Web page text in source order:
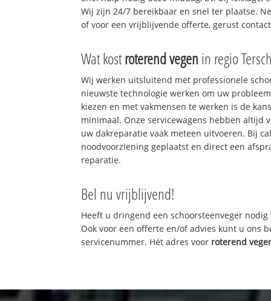
Wij zijn 24/7 bereikbaar en snel ter plaatse.
of voor een vrijblijvende offerte, gerust
Wat kostroterend vegen in regio
Wij werken uitsluitend met professionele
nieuwste technologie werken om uw
kiezen en met vakmensen te werken is de
minimaal. Onze servicewagens hebben altijd
uw dakreparatie vaak meteen uitvoeren. Bij
noodvoorziening geplaatst en direct een
reparatie.
Bel nu vrijblijvend!
Heeft u dringend een schoorsteenveger
Ook voor een offerte en/of advies kunt u ons
servicenummer. Hét adres voor roterend